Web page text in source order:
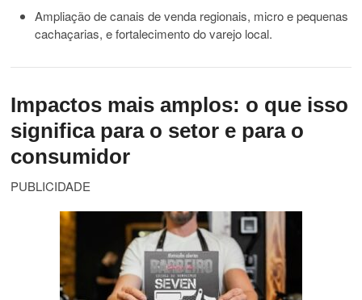
Ampliação de canais de venda regionais, micro e pequenas
cachaçarias, e fortalecimento do varejo local.
Impactos mais amplos: o que isso
significa para o setor e para o
consumidor
PUBLICIDADE